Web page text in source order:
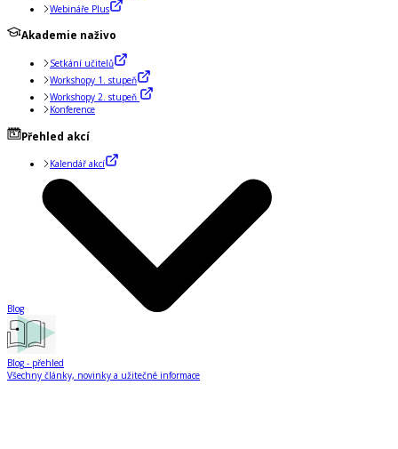
Webináře Plus
Akademie naživo
Setkání učitelů
Workshopy 1. stupeň
Workshopy 2. stupeň
Konference
Přehled akcí
Kalendář akcí
Blog
Blog - přehled
Všechny články, novinky a užitečné informace